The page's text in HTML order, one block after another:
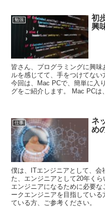
勉強
初
興
皆さん、プログラミングに興
ルを感じてて、手をつけてない
今回は、Mac PCで、簡単に入
グをご紹介します。 Mac PCは
仕事
ネ
め
僕は、ITエンジニアとして、会
た、エンジニアとして20年く
エンジニアになるために必要
ークエンジニアを目指してい
ている方、ご参考ください。